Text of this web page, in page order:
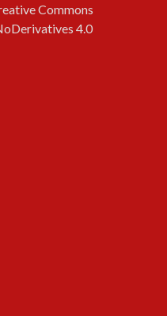
Commons
4.0